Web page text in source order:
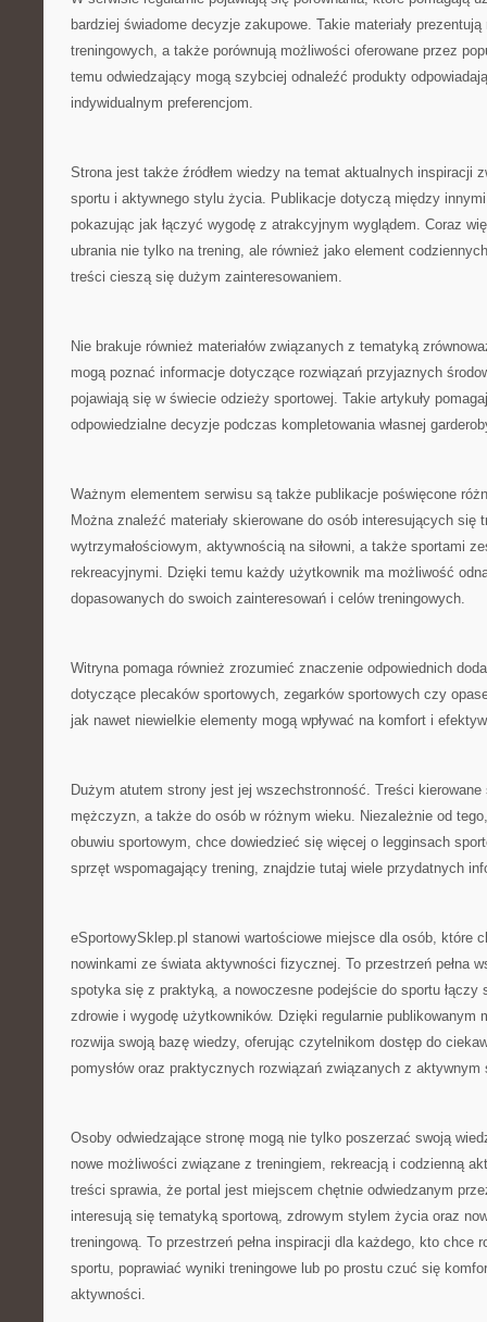
bardziej świadome decyzje zakupowe. Takie materiały
treningowych, a także porównują możliwości oferowane przez
temu odwiedzający mogą szybciej odnaleźć produkty
indywidualnym preferencjom.
Strona jest także źródłem wiedzy na temat aktualnych inspiracji
sportu i aktywnego stylu życia. Publikacje dotyczą między
pokazując jak łączyć wygodę z atrakcyjnym wyglądem. Coraz
ubrania nie tylko na trening, ale również jako element
treści cieszą się dużym zainteresowaniem.
Nie brakuje również materiałów związanych z tematyką
mogą poznać informacje dotyczące rozwiązań przyjaznych
pojawiają się w świecie odzieży sportowej. Takie artykuły
odpowiedzialne decyzje podczas kompletowania własnej
Ważnym elementem serwisu są także publikacje poświęcone
Można znaleźć materiały skierowane do osób interesujących się
wytrzymałościowym, aktywnością na siłowni, a także sportami
rekreacyjnymi. Dzięki temu każdy użytkownik ma możliwość
dopasowanych do swoich zainteresowań i celów treningowych.
Witryna pomaga również zrozumieć znaczenie odpowiednich
dotyczące plecaków sportowych, zegarków sportowych czy
jak nawet niewielkie elementy mogą wpływać na komfort i
Dużym atutem strony jest jej wszechstronność. Treści
mężczyzn, a także do osób w różnym wieku. Niezależnie od
obuwiu sportowym, chce dowiedzieć się więcej o legginsach
sprzęt wspomagający trening, znajdzie tutaj wiele przydatnych
eSportowySklep.pl stanowi wartościowe miejsce dla osób, które
nowinkami ze świata aktywności fizycznej. To przestrzeń pełna
spotyka się z praktyką, a nowoczesne podejście do sportu łączy
zdrowie i wygodę użytkowników. Dzięki regularnie publikowanym
rozwija swoją bazę wiedzy, oferując czytelnikom dostęp do
pomysłów oraz praktycznych rozwiązań związanych z
Osoby odwiedzające stronę mogą nie tylko poszerzać swoją
nowe możliwości związane z treningiem, rekreacją i codzienną
treści sprawia, że portal jest miejscem chętnie odwiedzanym
interesują się tematyką sportową, zdrowym stylem życia oraz
treningową. To przestrzeń pełna inspiracji dla każdego, kto chce
sportu, poprawiać wyniki treningowe lub po prostu czuć się
aktywności.